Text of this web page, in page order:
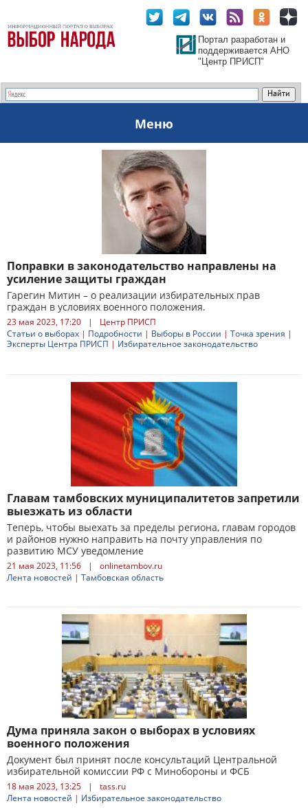
Портал разработан и
поддерживается АНО
"Центр ПРИСП"
Меню
Поправки в законодательство направлены на
усиление защиты граждан
Гарегин Митин – о реализации избирательных прав
граждан в условиях военного положения.
23 мая 2023, 17:20 |
Центр ПРИСП
Статьи о выборах | Подробности | Выборы в России | Точка зрения |
Эксперты Центра ПРИСП | Избирательное законодательство
Главам тамбовских муниципалитетов запретили
выезжать из области
Теперь, чтобы выехать за пределы региона, главам городов
и районов нужно направить на почту управления по
развитию МСУ уведомление
21 мая 2023, 11:56 |
onlinetambov.ru
Лента новостей | Тамбовская область
Дума приняла закон о выборах в условиях
военного положения
Документ был принят после консультаций Центральной
избирательной комиссии РФ с Минобороны и ФСБ
18 мая 2023, 13:25 |
tass.ru
Лента новостей | Избирательное законодательство